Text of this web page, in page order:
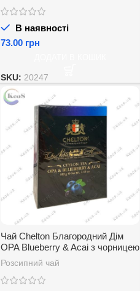
В наявності
грн
SKU: 20247
Чай Chelton Благородний Дім
OPA Blueberry & Acai з чорницею
та асаї 100 г
Розсипний чай